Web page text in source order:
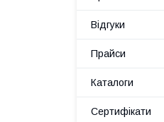
Відгуки
Прайси
Каталоги
Сертифікати